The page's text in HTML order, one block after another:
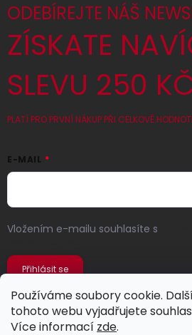
Používáme soubory cookie.
tohoto webu vyjadřujete
Více informací zde.
ODEBÍREJTE NÁŠ
ZÍSKATE
SLEVU 250
PLATÍ PRO PRVNÍ NÁKUP PŘI CELKOVÉ
E-MAIL
Vložením e-mailu souhlasíte s
Přihlásit se